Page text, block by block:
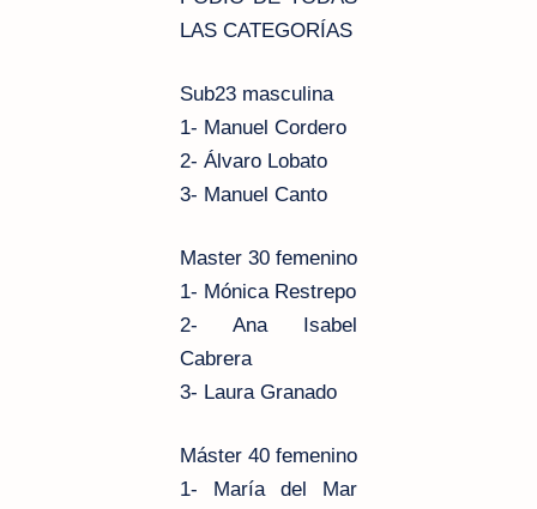
LAS CATEGORÍAS
Sub23 masculina
1- Manuel Cordero
2- Álvaro Lobato
3- Manuel Canto
Master 30 femenino
1- Mónica Restrepo
2- Ana Isabel
Cabrera
3- Laura Granado
Máster 40 femenino
1- María del Mar